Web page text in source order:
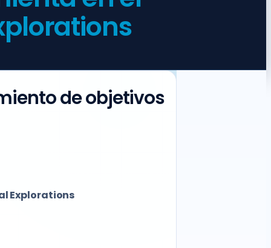
de objetivos
Explorations